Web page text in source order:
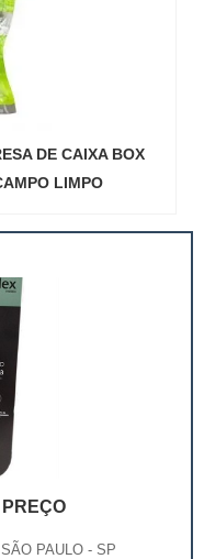
DE CAIXA BOX
LIMPO
PAULO - SP